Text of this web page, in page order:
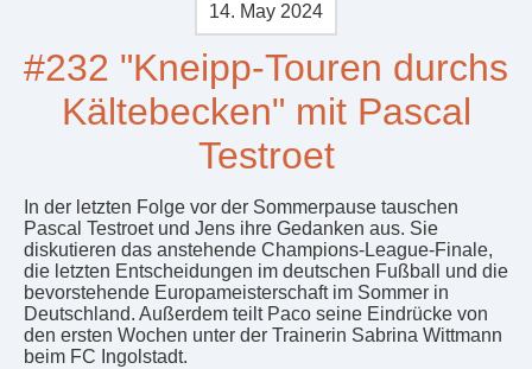
14. May 2024
#232 "Kneipp-Touren durchs
Kältebecken" mit Pascal
Testroet
In der letzten Folge vor der Sommerpause tauschen
Pascal Testroet und Jens ihre Gedanken aus. Sie
diskutieren das anstehende Champions-League-Finale,
die letzten Entscheidungen im deutschen Fußball und die
bevorstehende Europameisterschaft im Sommer in
Deutschland. Außerdem teilt Paco seine Eindrücke von
den ersten Wochen unter der Trainerin Sabrina Wittmann
beim FC Ingolstadt.